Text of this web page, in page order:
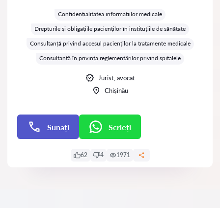
Confidențialitatea informațiilor medicale
Drepturile și obligațiile pacienților în instituțiile de sănătate
Consultanță privind accesul pacienților la tratamente medicale
Consultanță în privința reglementărilor privind spitalele
Jurist, avocat
Chișinău
Sunați Scrieți
62 4 1971